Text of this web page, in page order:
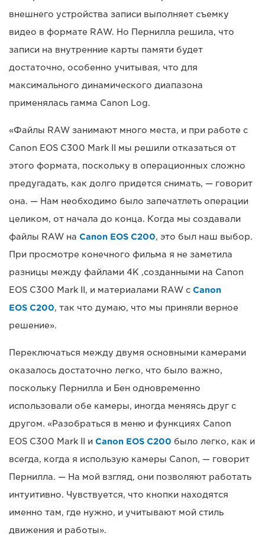
внешнего устройства записи выполняет съемку
видео в формате RAW. Но Пернилла решила, что
записи на внутренние карты памяти будет
достаточно, особенно учитывая, что для
максимального динамического диапазона
применялась гамма Canon Log.
«Файлы RAW занимают много места, и при работе с
Canon EOS C300 Mark II мы решили отказаться от
этого формата, поскольку в операционных сложно
предугадать, как долго придется снимать, — говорит
она. — Нам необходимо было запечатлеть операции
целиком, от начала до конца. Когда мы создавали
файлы RAW на Canon EOS C200, это был наш выбор.
При просмотре конечного фильма я не заметила
разницы между файлами 4K ,созданными на Canon
EOS C300 Mark II, и материалами RAW с Canon
EOS C200, так что думаю, что мы приняли верное
решение».
Переключаться между двумя основными камерами
оказалось достаточно легко, что было важно,
поскольку Пернилла и Бен одновременно
использовали обе камеры, иногда меняясь друг с
другом. «Разобраться в меню и функциях Canon
EOS C300 Mark II и Canon EOS C200 было легко, как и
всегда, когда я использую камеры Canon, — говорит
Пернилла. — На мой взгляд, они позволяют работать
интуитивно. Чувствуется, что кнопки находятся
именно там, где нужно, и учитывают мой стиль
движения и работы».